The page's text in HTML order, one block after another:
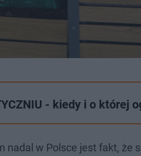
- kiedy i o której
nadal w Polsce jest fakt, że